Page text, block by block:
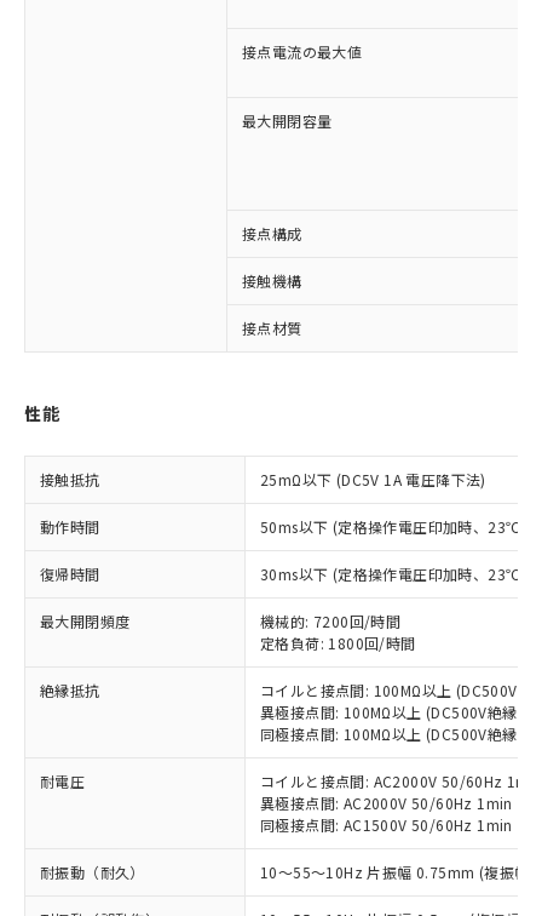
接点電流の最大値
最大開閉容量
接点構成
接触機構
接点材質
性能
接触抵抗 25mΩ以下 (DC5V 1A 電圧降下法)
動作時間 50ms以下 (定格操作電圧印加時、23℃、
復帰時間 30ms以下 (定格操作電圧印加時、23℃、
最大開閉頻度
機械的: 7200回/時間
定格負荷: 1800回/時間
絶縁抵抗
コイルと接点間: 100MΩ以上 (DC500V絶
異極接点間: 100MΩ以上 (DC500V絶縁抵
同極接点間: 100MΩ以上 (DC500V絶縁抵
耐電圧
コイルと接点間: AC2000V 50/60Hz 1min
異極接点間: AC2000V 50/60Hz 1min
同極接点間: AC1500V 50/60Hz 1min
耐振動（耐久） 10～55～10Hz 片振幅 0.75mm (複振幅
ご利用条件
以下の条件をお読みいただき、同意のうえ
ご利用ください。
本サービスは、当社制御機器事業取扱
商品の当社在庫状況および標準価格
(税抜)を提供させていただくもので
当社制御機器事業取扱商品の中には、
本サービスの対象外となる商品もある
ことをご了承ください。
在庫状況および標準価格照会結果は、
記載している更新日時点での社内デー
覧された時点での実際の在庫および標
準価格とは異なる場合があることをご
対応予定：EU RoHS指令（10物質）の非含
有に対応した製品に切り替える予定のある
商品です。
対応予定なし：EU RoHS指令（10物質）の
非含有に非対応の商品で、対応品を出す予
調査・確認中：EU RoHS指令（10物質）の
非含有の対応状況を調査中または確認中の
非該当品：ライセンス料など無形物で、有
害物質有無と関係のない商品です。
仕入先様の事情により、非含有部品として
いたものが、含有品と判明した場合などや
むを得ず変更することがあります。
*EU RoHS指令（10物質）：
鉛(Pb) 1000ppm以下、 水銀(Hg) 1000ppm以下、 カド
ミウム(Cd) 100ppm以下、
六価クロム(Cr(Ⅵ)) 1000ppm以下、ポリ臭化ビフェニル
※1 中国RoHS○×表
「○」：最大均質材料含有率が中国RoHSの
基準値以下であることを示します。
「×」：最大均質材料含有率が中国RoHSの
基準値を超えていることを示します。
「－」：未確認です。当社販売部門へお問
*中国RoHS10物質の基準値 (GB/T26572)：
Pb(鉛) :1000ppm、 Hg(水銀) : 1000ppm、 Cd(カドミウ
当社は、これら貴社製品のうち、外国
為替および外国貿易法に定める商品
（以下｢規制貨物等」という）を輸出
または国外への提供する場合は、日本
国政府の輸出許可(または役務取引許
可)を取得するなどの必要な手続きを
号